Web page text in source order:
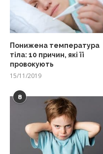
Понижена температура
тіла: 10 причин, які її
провокують
15/11/2019
8